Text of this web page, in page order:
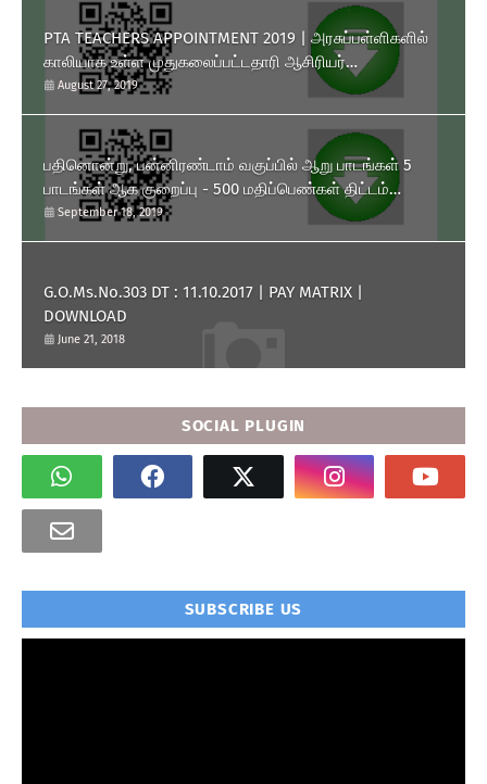
PTA TEACHERS APPOINTMENT 2019 | அரசுப்பள்ளிகளில்
காலியாக உள்ள முதுகலைப்பட்டதாரி ஆசிரியர்
பணியிடங்களை ரூபாய் 10,000 தொகுப்பூதியத்தில் நிரப்பிக்
கொள்ள பள்ளிக்கல்வித்துறை அனுமதி அளித்து அரசாணை
வெளியிட்டுள்ளது.
August 27, 2019
பதினொன்று, பன்னிரண்டாம் வகுப்பில் ஆறு பாடங்கள் 5
பாடங்கள் ஆக குறைப்பு - 500 மதிப்பெண்கள் திட்டம்
அறிமுகம் - தமிழக அரசு அரசாணை வெளியீடு.
September 18, 2019
G.O.Ms.No.303 DT : 11.10.2017 | PAY MATRIX |
DOWNLOAD
June 21, 2018
SOCIAL PLUGIN
SUBSCRIBE US